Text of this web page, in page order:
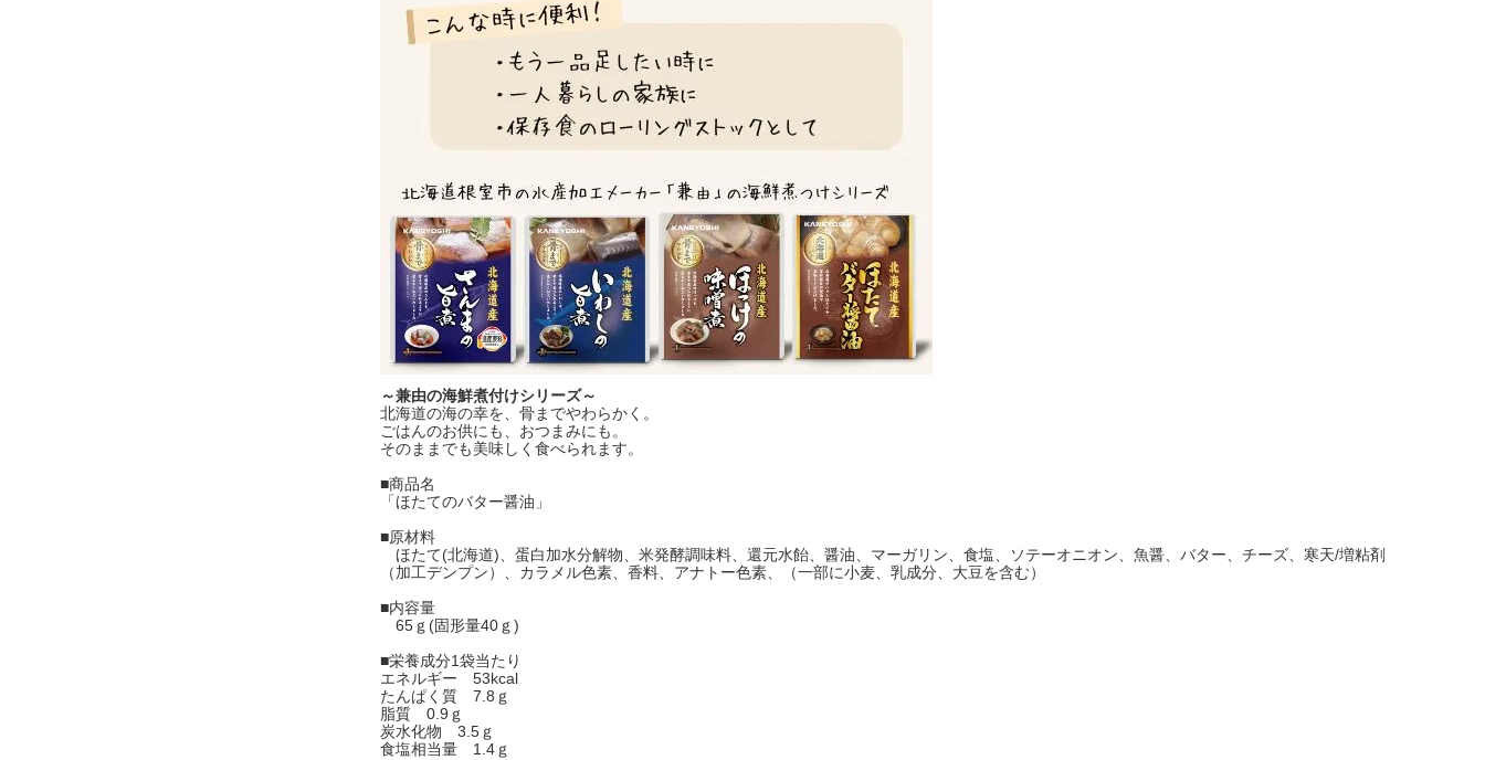
～兼由の海鮮煮付けシリーズ～
北海道の海の幸を、骨までやわらかく。
ごはんのお供にも、おつまみにも。
そのままでも美味しく食べられます。
■商品名
「ほたてのバター醤油」
■原材料
ほたて(北海道)、蛋白加水分解物、米発酵調味料、還元水飴、醤油、マーガリン、食塩、ソテーオニオン、魚醤、バター、チーズ、寒天/増粘剤
（加工デンプン）、カラメル色素、香料、アナトー色素、（一部に小麦、乳成分、大豆を含む）
■内容量
65ｇ(固形量40ｇ)
■栄養成分1袋当たり
エネルギー 53kcal
たんぱく質 7.8ｇ
脂質 0.9ｇ
炭水化物 3.5ｇ
食塩相当量 1.4ｇ